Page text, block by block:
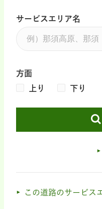
サービスエリア名
方面
上り
下り
この道路のサービス